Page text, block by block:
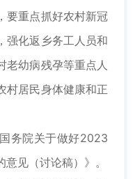
要重点抓好农村新冠
强化返乡务工人员和
老幼病残孕等重点人
村居民身体健康和正
务院关于做好2023
见（讨论稿）》。